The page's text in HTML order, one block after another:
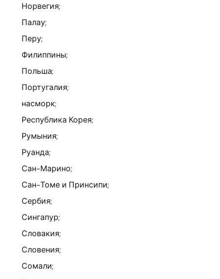
Норвегия;
Палау;
Перу;
Филиппины;
Польша;
Португалия;
насморк;
Республика Корея;
Румыния;
Руанда;
Сан-Марино;
Сан-Томе и Принсипи;
Сербия;
Сингапур;
Словакия;
Словения;
Сомали;